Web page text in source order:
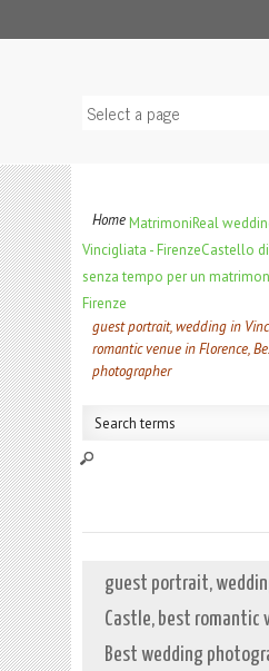
HomeMatrimoniReal
Vincigliata - FirenzeCastello
senza tempo per un
Firenze
guest portrait, wedding in
romantic venue in Florence,
photographer
guest portrait,
Castle, best romantic
Best wedding